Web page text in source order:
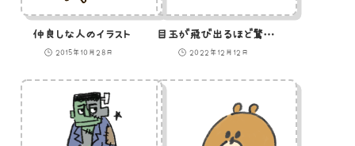
仲良しな人のイラスト
2015年10月28日
目玉が飛び出るほど驚くひよこのイラスト
2022年12月12日